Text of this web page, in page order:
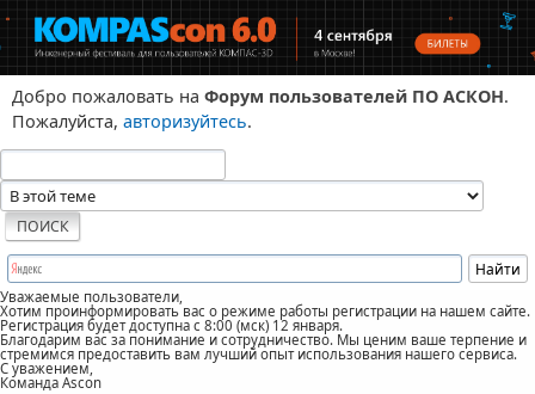
Добро пожаловать на Форум пользователей ПО АСКОН.
Пожалуйста, авторизуйтесь.
Уважаемые пользователи,
Хотим проинформировать вас о режиме работы регистрации на нашем сайте.
Регистрация будет доступна с 8:00 (мск) 12 января.
Благодарим вас за понимание и сотрудничество. Мы ценим ваше терпение и
стремимся предоставить вам лучший опыт использования нашего сервиса.
С уважением,
Команда Ascon